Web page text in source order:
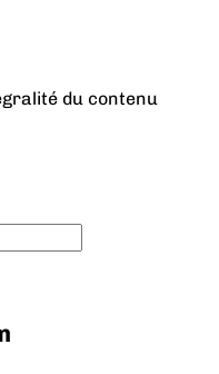
du contenu